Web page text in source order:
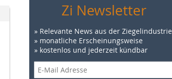
Zi Newsletter
» Relevante News aus der Ziegelindustrie
» monatliche Erscheinungsweise
» kostenlos und jederzeit kündbar